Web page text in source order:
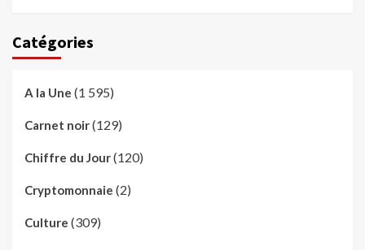
Catégories
A la Une (1 595)
Carnet noir(129)
Chiffre du Jour(120)
Cryptomonnaie (2)
Culture (309)